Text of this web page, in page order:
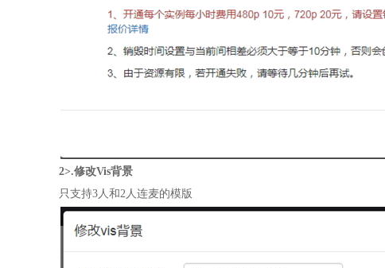
2>.修改Vis背景
只支持3人和2人连麦的模版